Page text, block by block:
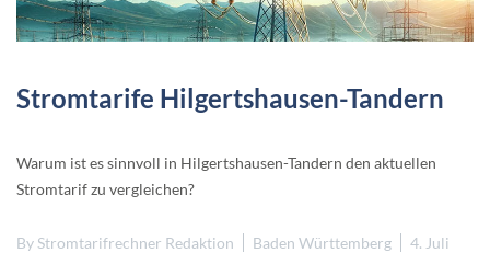
Stromtarife Hilgertshausen-Tandern
Warum ist es sinnvoll in Hilgertshausen-Tandern den aktuellen
Stromtarif zu vergleichen?
By Stromtarifrechner Redaktion Baden Württemberg
4. Juli